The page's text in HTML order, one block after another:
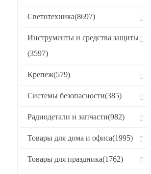
Светотехника(8697)
Инструменты и средства защиты
(3597)
Крепеж(579)
Системы безопасности(385)
Радиодетали и запчасти(982)
Товары для дома и офиса(1995)
Товары для праздника(1762)